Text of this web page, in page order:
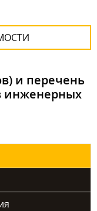
и перечень
инженерных